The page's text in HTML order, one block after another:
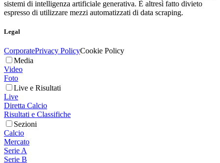
sistemi di intelligenza artificiale generativa. È altresì fatto divieto
espresso di utilizzare mezzi automatizzati di data scraping.
Legal
CorporatePrivacy PolicyCookie Policy
Media
Video
Foto
Live e Risultati
Live
Diretta Calcio
Risultati e Classifiche
Sezioni
Calcio
Mercato
Serie A
Serie B